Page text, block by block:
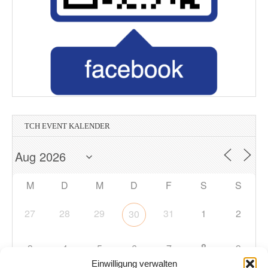
Einwilligung verwalten
TCH EVENT KALENDER
M D M D F S S
27 28 29 30 31 1 2
3 4 5 6 7 8 9